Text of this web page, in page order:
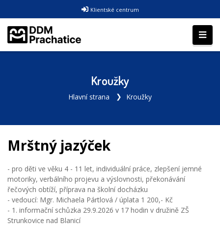
Klientské centrum
Kroužky
Hlavní strana Kroužky
Mrštný jazýček
- pro děti ve věku 4 - 11 let, individuální práce, zlepšení jemné
motoriky, verbálního projevu a výslovnosti, překonávání
řečových obtíží, příprava na školní docházku
- vedoucí: Mgr. Michaela Pártlová / úplata 1 200,- Kč
- 1. informační schůzka 29.9.2026 v 17 hodin v družině ZŠ
Strunkovice nad Blanicí